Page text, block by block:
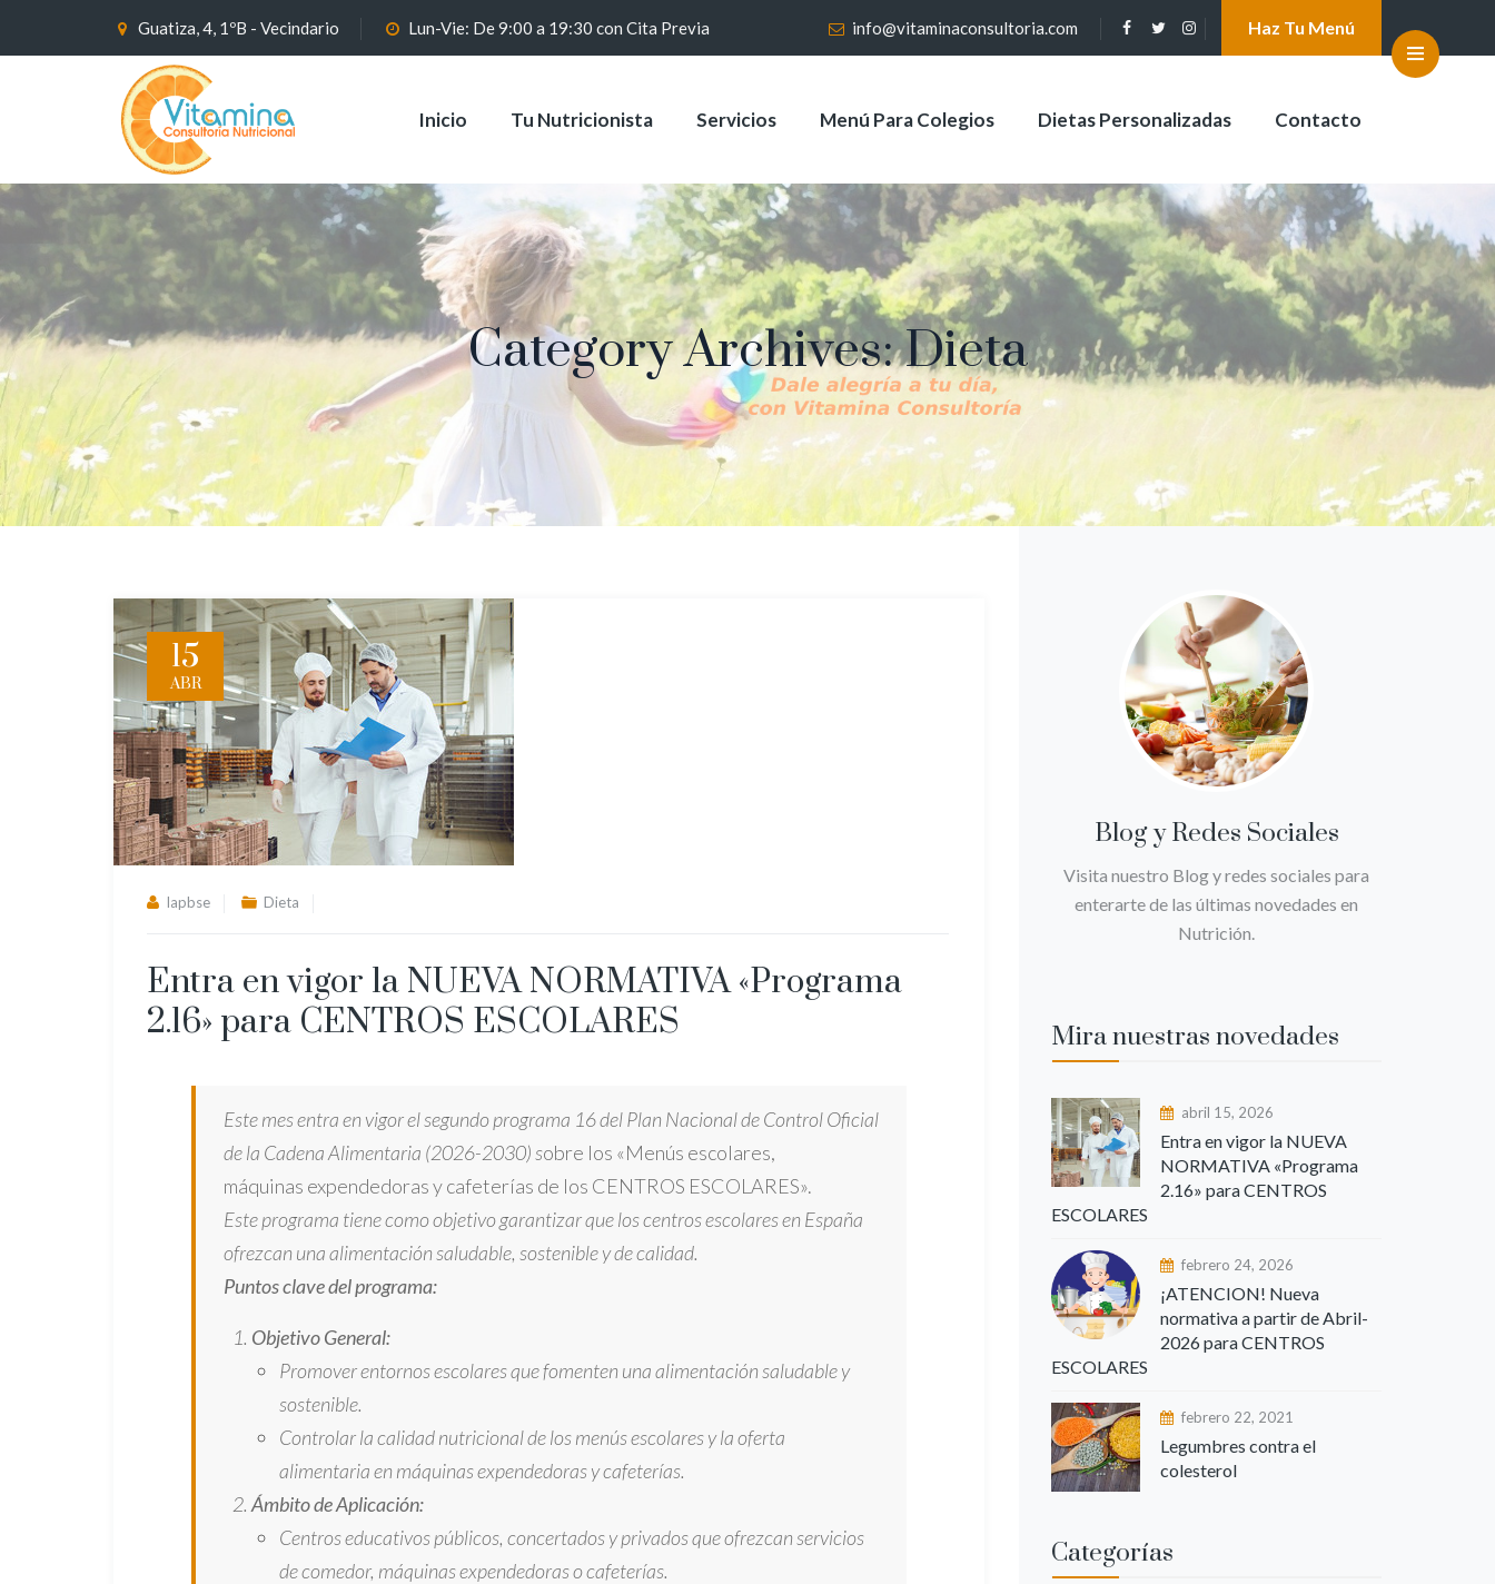
Guatiza, 4, 1ºB - Vecindario Lun-Vie: De 9:00 a 19:30 con Cita Previa info@vitaminaconsultoria.com Haz Tu Menú
Inicio Tu Nutricionista Servicios Menú Para Colegios Dietas Personalizadas Contacto
Category Archives:Dieta
15
ABR
lapbse Dieta
Entra en vigor la NUEVA NORMATIVA «Programa
2.16» para CENTROS ESCOLARES
Este mes entra en vigor el segundo programa 16 del Plan Nacional de Control Oficial
de la Cadena Alimentaria (2026-2030) sobre los «Menús escolares,
máquinas expendedoras y cafeterías de los CENTROS ESCOLARES».
Este programa tiene como objetivo garantizar que los centros escolares en España
ofrezcan una alimentación saludable, sostenible y de calidad.
Puntos clave del programa:
Objetivo General:
Promover entornos escolares que fomenten una alimentación saludable y
sostenible.
Controlar la calidad nutricional de los menús escolares y la oferta
alimentaria en máquinas expendedoras y cafeterías.
Ámbito de Aplicación:
Centros educativos públicos, concertados y privados que ofrezcan servicios
de comedor, máquinas expendedoras o cafeterías.
Blog y Redes Sociales
Visita nuestro Blog y redes sociales para
enterarte de las últimas novedades en
Nutrición.
Mira nuestras novedades
abril 15, 2026
Entra en vigor la NUEVA
NORMATIVA «Programa
2.16» para CENTROS
ESCOLARES
febrero 24, 2026
¡ATENCION! Nueva
normativa a partir de Abril-
2026 para CENTROS
ESCOLARES
febrero 22, 2021
Legumbres contra el
colesterol
Categorías